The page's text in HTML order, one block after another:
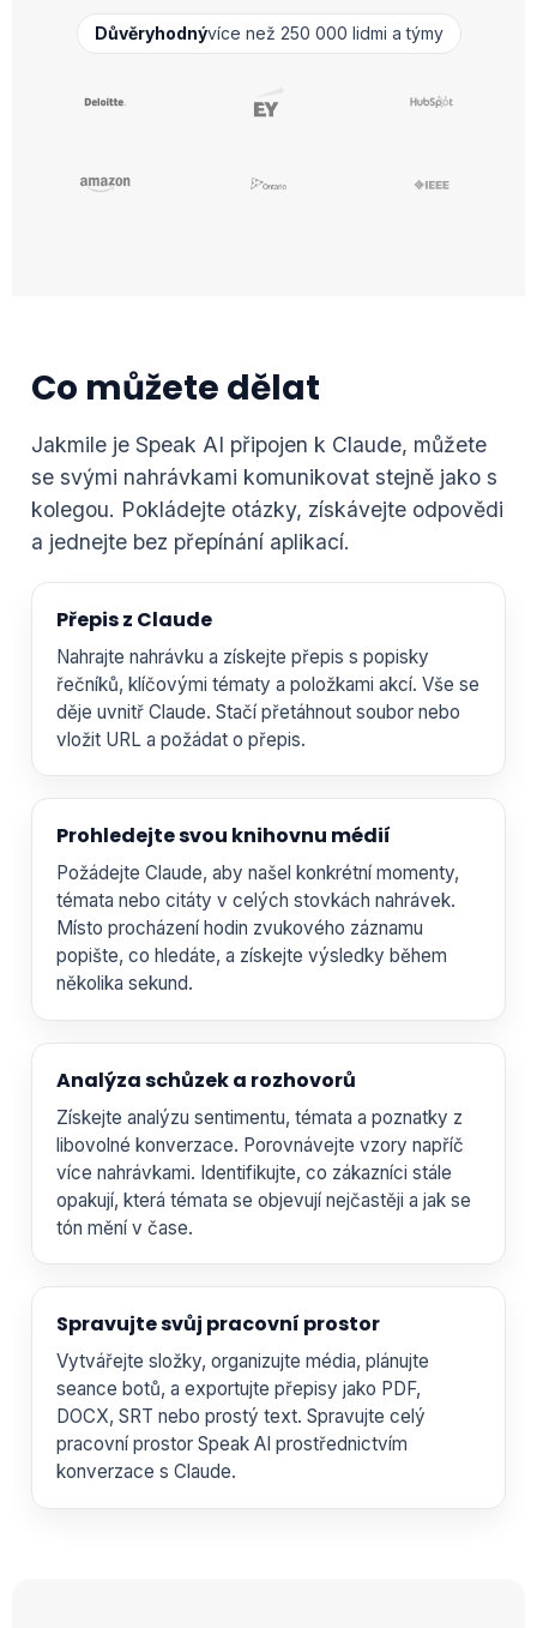
Důvěryhodnývíce než 250 000 lidmi a týmy
Co můžete dělat
Jakmile je Speak AI připojen k Claude, můžete
se svými nahrávkami komunikovat stejně jako s
kolegou. Pokládejte otázky, získávejte odpovědi
a jednejte bez přepínání aplikací.
Přepis z Claude
Nahrajte nahrávku a získejte přepis s popisky
řečníků, klíčovými tématy a položkami akcí. Vše se
děje uvnitř Claude. Stačí přetáhnout soubor nebo
vložit URL a požádat o přepis.
Prohledejte svou knihovnu médií
Požádejte Claude, aby našel konkrétní momenty,
témata nebo citáty v celých stovkách nahrávek.
Místo procházení hodin zvukového záznamu
popište, co hledáte, a získejte výsledky během
několika sekund.
Analýza schůzek a rozhovorů
Získejte analýzu sentimentu, témata a poznatky z
libovolné konverzace. Porovnávejte vzory napříč
více nahrávkami. Identifikujte, co zákazníci stále
opakují, která témata se objevují nejčastěji a jak se
tón mění v čase.
Spravujte svůj pracovní prostor
Vytvářejte složky, organizujte média, plánujte
seance botů, a exportujte přepisy jako PDF,
DOCX, SRT nebo prostý text. Spravujte celý
pracovní prostor Speak AI prostřednictvím
konverzace s Claude.